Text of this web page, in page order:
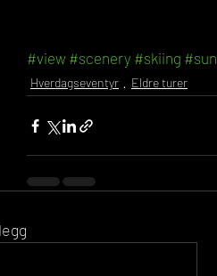
#view #scenery #skiing #sun
Hverdagseventyr Eldre turer